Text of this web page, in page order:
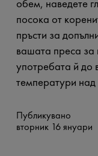
обем, наведете
посока от
пръсти за
вашата преса за
употребата й до
температури
Публикувано
вторник 16 януари